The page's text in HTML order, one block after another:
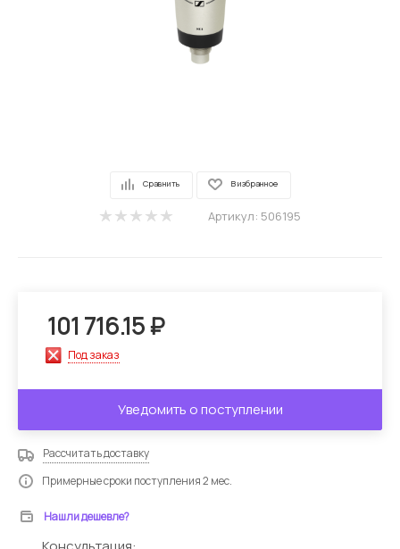
В избранное
Сравнить
Артикул: 506195
101 716.15₽
Под заказ
Уведомить о поступлении
Рассчитать доставку
Примерные сроки поступления 2 мес.
Нашли дешевле?